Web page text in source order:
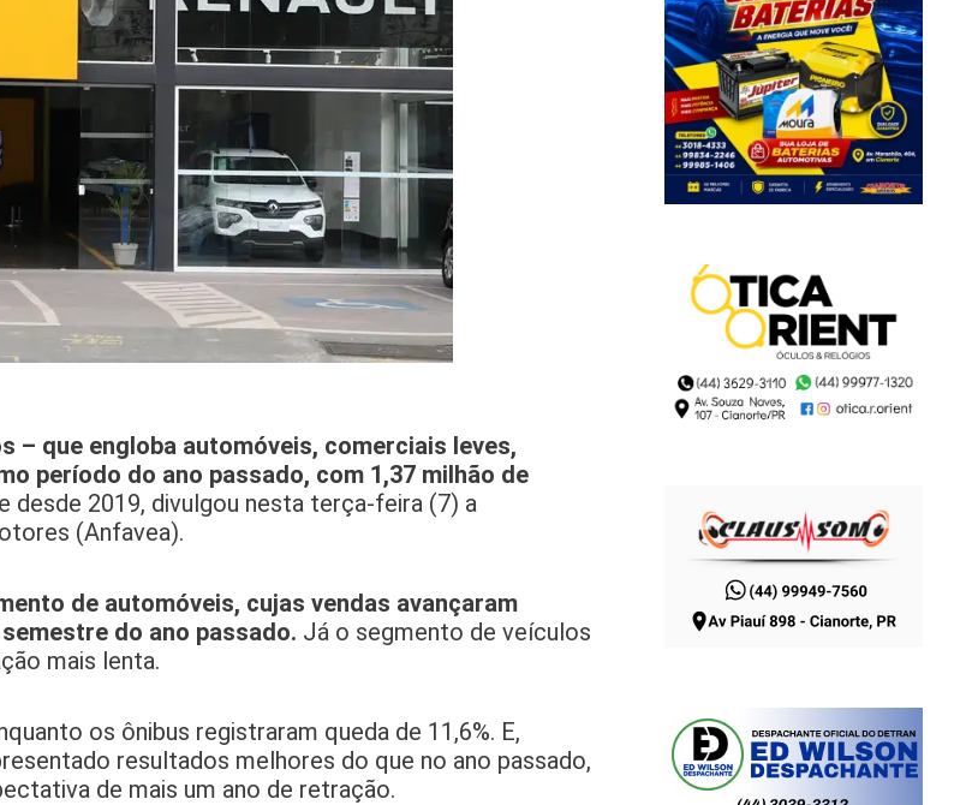
– que engloba automóveis, comerciais leves,
período do ano passado, com 1,37 milhão de
2019, divulgou nesta terça-feira (7) a
(Anfavea).
de automóveis, cujas vendas avançaram
do ano passado. Já o segmento de veículos
mais lenta.
os ônibus registraram queda de 11,6%. E,
resultados melhores do que no ano passado,
de mais um ano de retração.